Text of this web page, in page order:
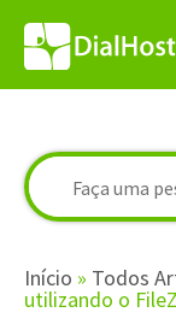
Início » Todos
utilizando o